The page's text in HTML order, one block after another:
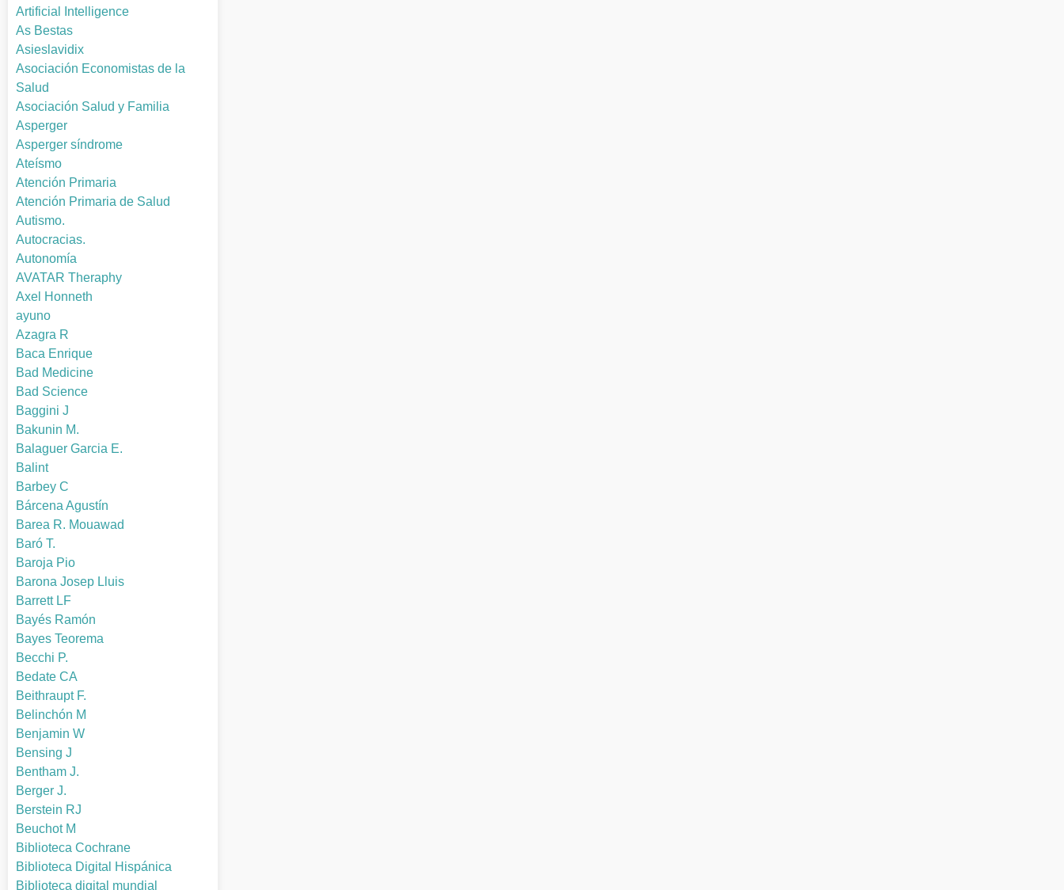
Artificial Intelligence
As Bestas
Asieslavidix
Asociación Economistas de la
Salud
Asociación Salud y Familia
Asperger
Asperger síndrome
Ateísmo
Atención Primaria
Atención Primaria de Salud
Autismo.
Autocracias.
Autonomía
AVATAR Theraphy
Axel Honneth
ayuno
Azagra R
Baca Enrique
Bad Medicine
Bad Science
Baggini J
Bakunin M.
Balaguer Garcia E.
Balint
Barbey C
Bárcena Agustín
Barea R. Mouawad
Baró T.
Baroja Pio
Barona Josep Lluis
Barrett LF
Bayés Ramón
Bayes Teorema
Becchi P.
Bedate CA
Beithraupt F.
Belinchón M
Benjamin W
Bensing J
Bentham J.
Berger J.
Berstein RJ
Beuchot M
Biblioteca Cochrane
Biblioteca Digital Hispánica
Biblioteca digital mundial